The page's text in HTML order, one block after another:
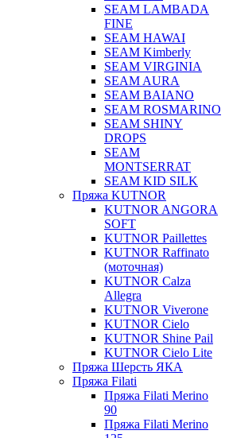
SEAM LAMBADA
FINE
SEAM HAWAI
SEAM Kimberly
SEAM VIRGINIA
SEAM AURA
SEAM BAIANO
SEAM ROSMARINO
SEAM SHINY
DROPS
SEAM
MONTSERRAT
SEAM KID SILK
Пряжа KUTNOR
KUTNOR ANGORA
SOFT
KUTNOR Paillettes
KUTNOR Raffinato
(моточная)
KUTNOR Calza
Allegra
KUTNOR Viverone
KUTNOR Cielo
KUTNOR Shine Pail
KUTNOR Cielo Lite
Пряжа Шерсть ЯКА
Пряжа Filati
Пряжа Filati Merino
90
Пряжа Filati Merino